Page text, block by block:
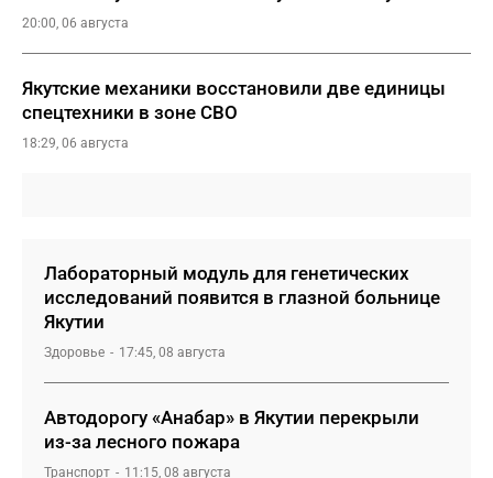
20:00, 06 августа
Якутские механики восстановили две единицы
спецтехники в зоне СВО
18:29, 06 августа
Лабораторный модуль для генетических
исследований появится в глазной больнице
Якутии
Здоровье 17:45, 08 августа
Автодорогу «Анабар» в Якутии перекрыли
из-за лесного пожара
Транспорт 11:15, 08 августа